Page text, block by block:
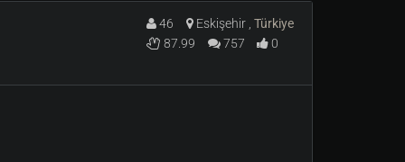
46 Eskişehir , Türkiye
87.99
757 0